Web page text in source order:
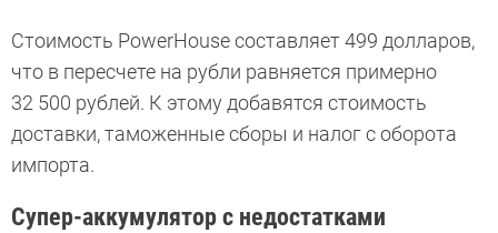
Стоимость PowerHouse составляет 499 долларов,
что в пересчете на рубли равняется примерно
32 500 рублей. К этому добавятся стоимость
доставки, таможенные сборы и налог с оборота
импорта.
Супер-аккумулятор с недостатками